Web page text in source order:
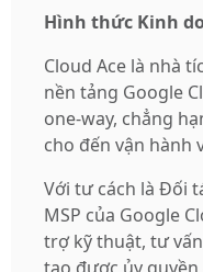
Hình thức Kinh
Cloud Ace là nhà
nền tảng Google
one-way, chẳng
cho đến vận hành
Với tư cách là Đối
MSP của Google
trợ kỹ thuật, tư
tạo được ủy quyền